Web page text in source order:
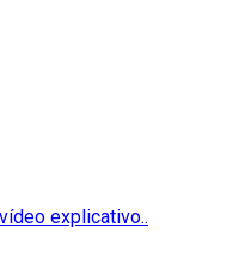
explicativo..